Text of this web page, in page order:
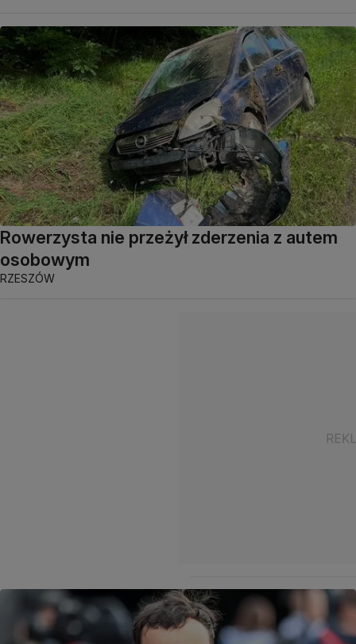
Rowerzysta nie przeżył zderzenia z autem
osobowym
RZESZÓW